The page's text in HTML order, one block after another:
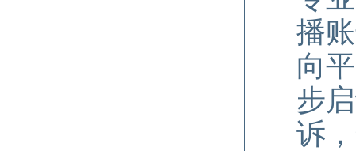
播
向
步
诉